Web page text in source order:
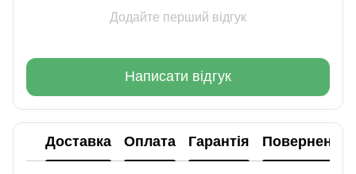
Додайте перший відгук
Написати відгук
Доставка Оплата Гарантія Повернення